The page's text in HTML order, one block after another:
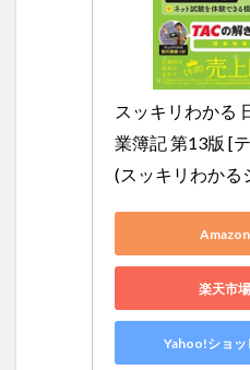
スッキリわかる
業簿記 第13版 [
(スッキリわかる
楽天市
Yahoo!ショッ